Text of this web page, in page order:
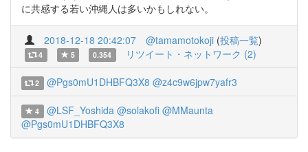
に共感する若い沖縄人は多いかもしれない。
2018-12-18 20:42:07 @tamamotokoji (投稿一覧)
4 5 0.354 リツイート・ネットワーク (2)
2 @Pgs0mU1DHBFQ3X8 @z4c9w6jpw7yafr3
4 @LSF_Yoshida @solakofi @MMaunta
@Pgs0mU1DHBFQ3X8